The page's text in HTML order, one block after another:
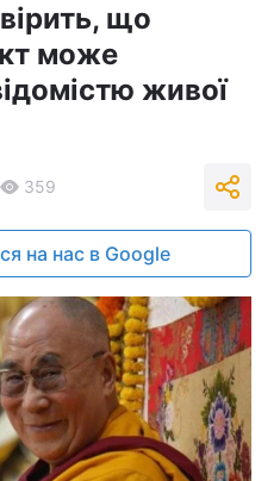
що
може
живої
359
на нас в Google